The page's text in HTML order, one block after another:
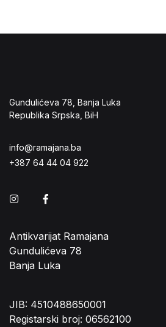
Gundulićeva 78, Banja Luka
Republika Srpska, BiH
info@ramajana.ba
+387 64 44 04 922
Instagram
Antikvarijat Ramajana
Gundulićeva 78
Banja Luka
JIB: 4510488650001
Registarski broj: 06562100